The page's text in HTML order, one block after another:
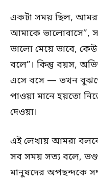
একটা সময় ছিল,
আমাকে ভালোবাসে”,
ভালো মেয়ে ভাবে,
বলে”। কিন্তু বয়স,
এসে বসে — তখন
পাওয়া মানে হয়তো
দেওয়া।
এই লেখায় আমরা
সব সময় সত্য বলে,
মানুষদের অপছন্দকে